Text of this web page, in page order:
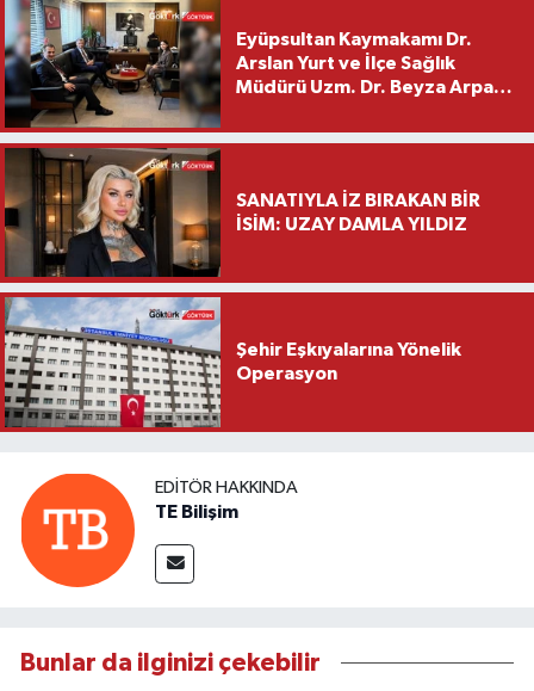
Eyüpsultan Kaymakamı Dr.
Arslan Yurt ve İlçe Sağlık
Müdürü Uzm. Dr. Beyza Arpacı
Ziyareti
SANATIYLA İZ BIRAKAN BİR
İSİM: UZAY DAMLA YILDIZ
Şehir Eşkıyalarına Yönelik
Operasyon
EDITÖR HAKKINDA
TE Bilişim
Bunlar da ilginizi çekebilir